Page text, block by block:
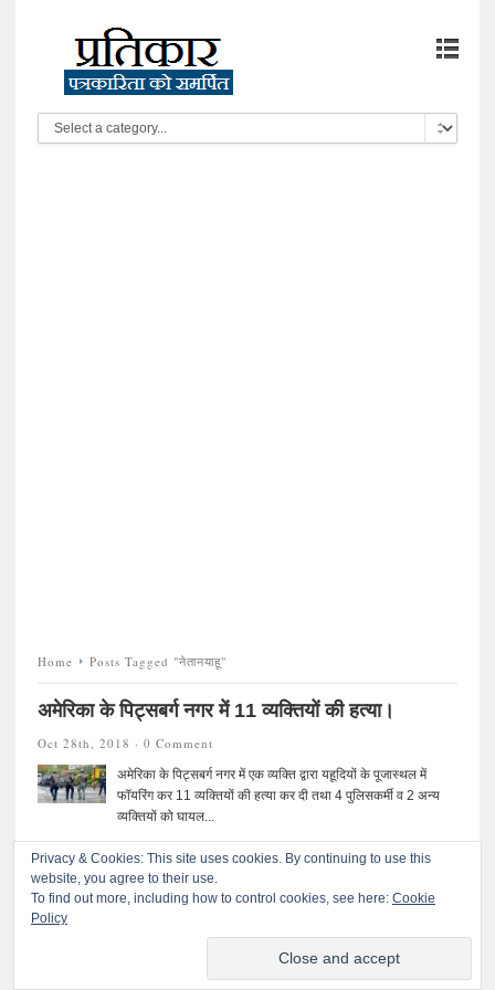
Home Posts Tagged "नेतानयाहू"
अमेरिका के पिट्सबर्ग नगर में 11 व्यक्तियों की हत्या।
Oct 28th, 2018 · 0 Comment
अमेरिका के पिट्सबर्ग नगर में एक व्यक्ति द्वारा यहूदियों के पूजास्थल में
फॉयरिंग कर 11 व्यक्तियों की हत्या कर दी तथा 4 पुलिसकर्मी व 2 अन्य
व्यक्तियों को घायल...
© 2020 प्रतिकारः सर्वाधिकार सुरक्षित
Privacy & Cookies: This site uses cookies. By continuing to use this
website, you agree to their use.
To find out more, including how to control cookies, see here: Cookie
Policy